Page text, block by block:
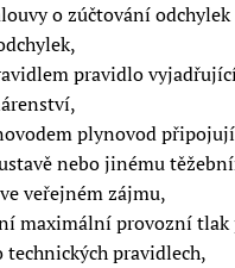
o zúčtování
pravidlo
plynovod
nebo jinému
veřejném zájmu,
maximální provozní tlak
technických pravidlech,